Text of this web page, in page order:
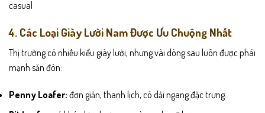
casual
4. Các Loại Giày Lười Nam Được Ưu Chuộng Nhất
Thị trường có nhiều kiểu giày lười, nhưng vài dòng sau luôn được phái
mạnh săn đón:
Penny Loafer: đơn giản, thanh lịch, có dải ngang đặc trưng.